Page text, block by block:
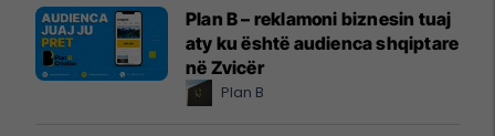
Plan B – reklamoni biznesin tuaj
aty ku është audienca shqiptare
në Zvicër
Plan B